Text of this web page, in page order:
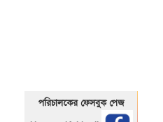
পরিচালকের ফেসবুক পেজ